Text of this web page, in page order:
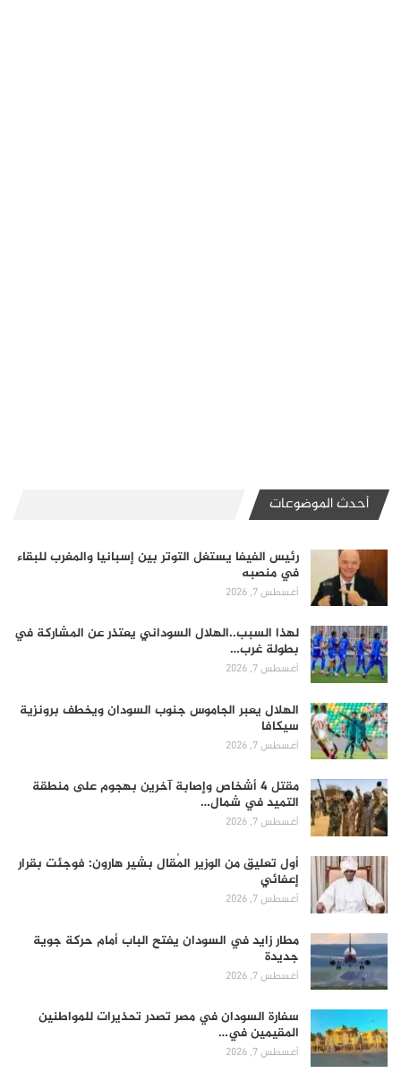
أحدث الموضوعات
رئيس الفيفا يستغل التوتر بين إسبانيا والمغرب للبقاء
في منصبه
أغسطس 7, 2026
لهذا السبب..الهلال السوداني يعتذر عن المشاركة في
بطولة غرب…
أغسطس 7, 2026
الهلال يعبر الجاموس جنوب السودان ويخطف برونزية
سيكافا
أغسطس 7, 2026
مقتل 4 أشخاص وإصابة آخرين بهجوم على منطقة
التميد في شمال…
أغسطس 7, 2026
أول تعليق من الوزير المُقال بشير هارون: فوجئت بقرار
إعفائي
أغسطس 7, 2026
مطار زايد في السودان يفتح الباب أمام حركة جوية
جديدة
أغسطس 7, 2026
سفارة السودان في مصر تصدر تحذيرات للمواطنين
المقيمين في…
أغسطس 7, 2026